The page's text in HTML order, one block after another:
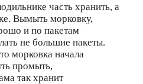
часть хранить, а
Вымыть морковку,
и по пакетам
не большие пакеты.
морковка начала
промыть,
так хранит